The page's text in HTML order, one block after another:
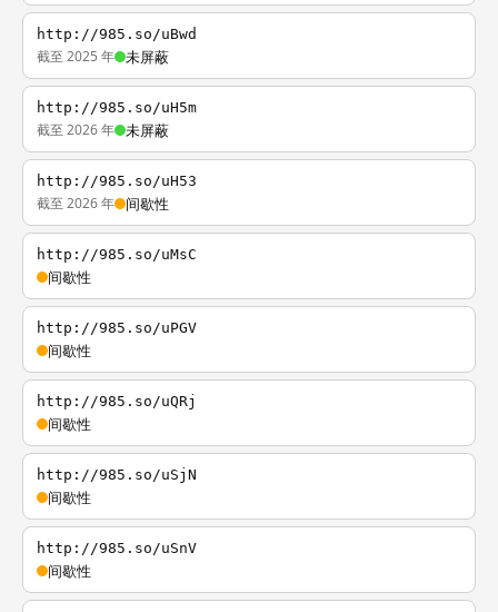
http://985.so/uBwd
截至 2025 年 未屏蔽
http://985.so/uH5m
截至 2026 年 未屏蔽
http://985.so/uH53
截至 2026 年 间歇性
http://985.so/uMsC
间歇性
http://985.so/uPGV
间歇性
http://985.so/uQRj
间歇性
http://985.so/uSjN
间歇性
http://985.so/uSnV
间歇性